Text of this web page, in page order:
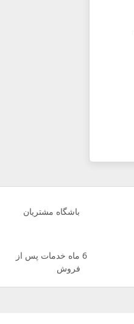
باشگاه مشتریان
6 ماه خدمات پس از
فروش